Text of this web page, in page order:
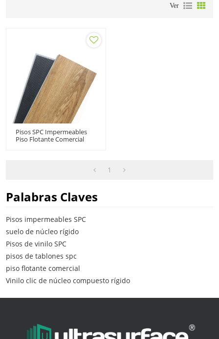
Ver
Pisos SPC Impermeables
Piso Flotante Comercial
1
Palabras Claves
Pisos impermeables SPC
suelo de núcleo rígido
Pisos de vinilo SPC
pisos de tablones spc
piso flotante comercial
Vinilo clic de núcleo compuesto rígido